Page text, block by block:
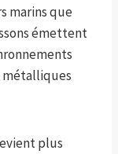
marins que
émettent
métalliques
plus